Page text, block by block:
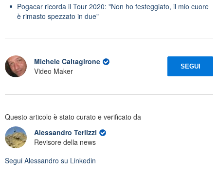
Pogacar ricorda il Tour 2020: "Non ho festeggiato, il mio cuore
è rimasto spezzato in due"
Michele Caltagirone
Video Maker
SEGUI
Questo articolo è stato curato e verificato da
Alessandro Terlizzi
Revisore della news
Segui Alessandro su Linkedin